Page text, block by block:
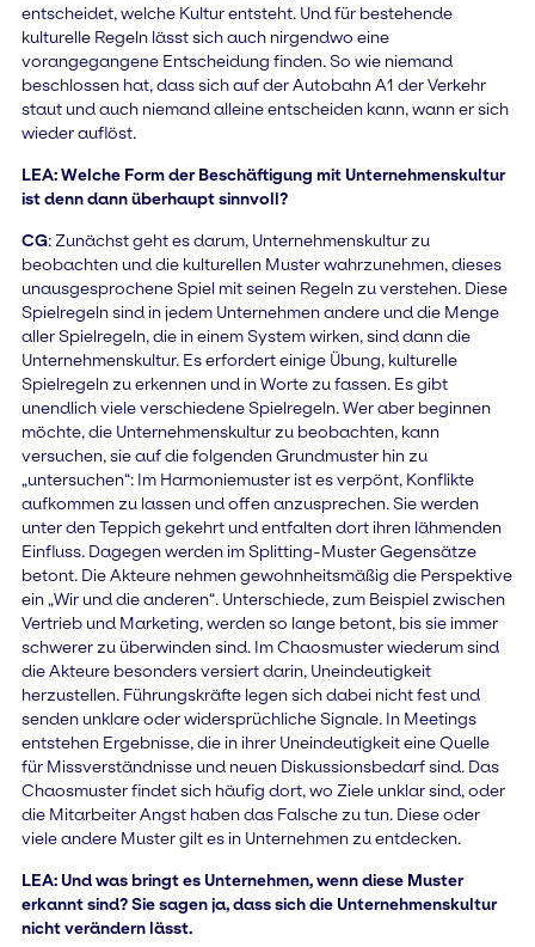
entscheidet, welche Kultur entsteht. Und für bestehende
kulturelle Regeln lässt sich auch nirgendwo eine
vorangegangene Entscheidung finden. So wie niemand
beschlossen hat, dass sich auf der Autobahn A1 der Verkehr
staut und auch niemand alleine entscheiden kann, wann er sich
wieder auflöst.
LEA: Welche Form der Beschäftigung mit Unternehmenskultur
ist denn dann überhaupt sinnvoll?
CG: Zunächst geht es darum, Unternehmenskultur zu
beobachten und die kulturellen Muster wahrzunehmen, dieses
unausgesprochene Spiel mit seinen Regeln zu verstehen. Diese
Spielregeln sind in jedem Unternehmen andere und die Menge
aller Spielregeln, die in einem System wirken, sind dann die
Unternehmenskultur. Es erfordert einige Übung, kulturelle
Spielregeln zu erkennen und in Worte zu fassen. Es gibt
unendlich viele verschiedene Spielregeln. Wer aber beginnen
möchte, die Unternehmenskultur zu beobachten, kann
versuchen, sie auf die folgenden Grundmuster hin zu
„untersuchen“: Im Harmoniemuster ist es verpönt, Konflikte
aufkommen zu lassen und offen anzusprechen. Sie werden
unter den Teppich gekehrt und entfalten dort ihren lähmenden
Einfluss. Dagegen werden im Splitting-Muster Gegensätze
betont. Die Akteure nehmen gewohnheitsmäßig die Perspektive
ein „Wir und die anderen“. Unterschiede, zum Beispiel zwischen
Vertrieb und Marketing, werden so lange betont, bis sie immer
schwerer zu überwinden sind. Im Chaosmuster wiederum sind
die Akteure besonders versiert darin, Uneindeutigkeit
herzustellen. Führungskräfte legen sich dabei nicht fest und
senden unklare oder widersprüchliche Signale. In Meetings
entstehen Ergebnisse, die in ihrer Uneindeutigkeit eine Quelle
für Missverständnisse und neuen Diskussionsbedarf sind. Das
Chaosmuster findet sich häufig dort, wo Ziele unklar sind, oder
die Mitarbeiter Angst haben das Falsche zu tun. Diese oder
viele andere Muster gilt es in Unternehmen zu entdecken.
LEA: Und was bringt es Unternehmen, wenn diese Muster
erkannt sind? Sie sagen ja, dass sich die Unternehmenskultur
nicht verändern lässt.